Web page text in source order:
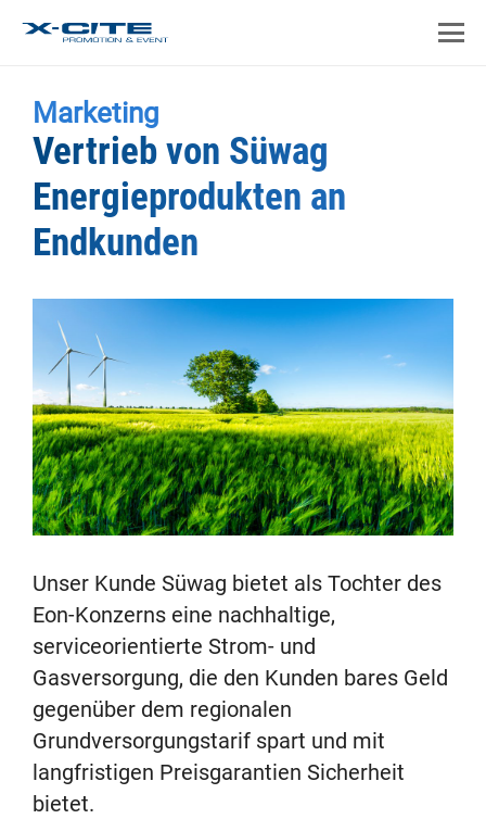
Marketing
Vertrieb von Süwag
Energieprodukten an
Endkunden
Unser Kunde Süwag bietet als Tochter des
Eon-Konzerns eine nachhaltige,
serviceorientierte Strom- und
Gasversorgung, die den Kunden bares Geld
gegenüber dem regionalen
Grundversorgungstarif spart und mit
langfristigen Preisgarantien Sicherheit
bietet.